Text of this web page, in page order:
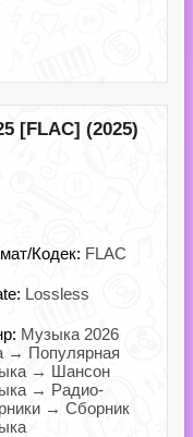
[FLAC] (2025)
Кодек: FLAC
Lossless
Музыка 2026
→ Популярная
→ Шансон
→ Радио-
→ Сборник